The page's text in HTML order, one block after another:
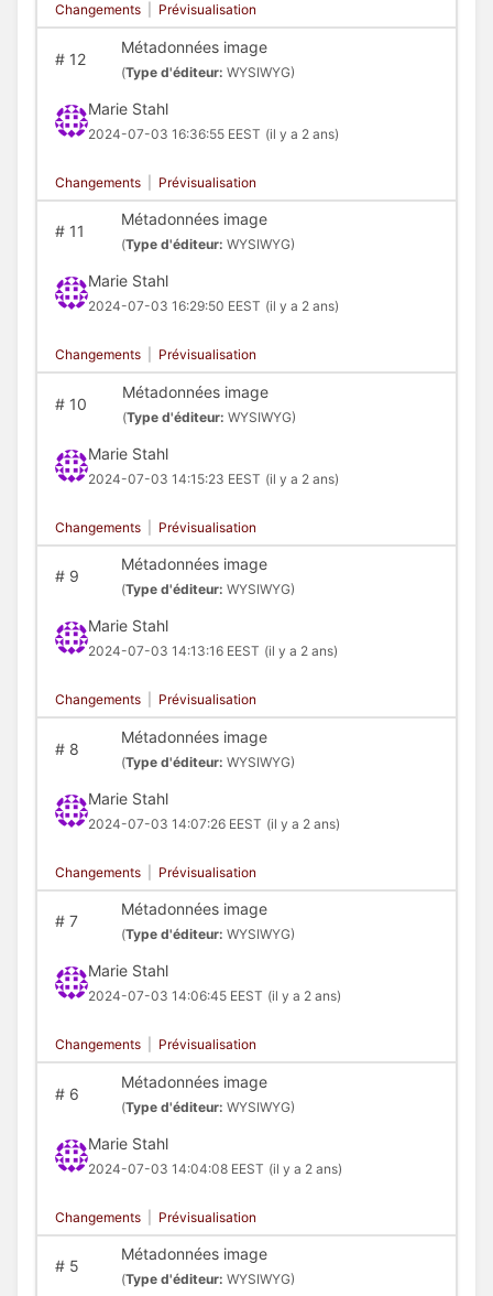
Changements Prévisualisation
#12
Métadonnées image
(Type d'éditeur: WYSIWYG)
Marie Stahl
2024-07-03 16:36:55 EEST (il y a 2 ans)
Changements Prévisualisation
#11
Métadonnées image
(Type d'éditeur: WYSIWYG)
Marie Stahl
2024-07-03 16:29:50 EEST (il y a 2 ans)
Changements Prévisualisation
#10
Métadonnées image
(Type d'éditeur: WYSIWYG)
Marie Stahl
2024-07-03 14:15:23 EEST (il y a 2 ans)
Changements Prévisualisation
#9
Métadonnées image
(Type d'éditeur: WYSIWYG)
Marie Stahl
2024-07-03 14:13:16 EEST (il y a 2 ans)
Changements Prévisualisation
#8
Métadonnées image
(Type d'éditeur: WYSIWYG)
Marie Stahl
2024-07-03 14:07:26 EEST (il y a 2 ans)
Changements Prévisualisation
#7
Métadonnées image
(Type d'éditeur: WYSIWYG)
Marie Stahl
2024-07-03 14:06:45 EEST (il y a 2 ans)
Changements Prévisualisation
#6
Métadonnées image
(Type d'éditeur: WYSIWYG)
Marie Stahl
2024-07-03 14:04:08 EEST (il y a 2 ans)
Changements Prévisualisation
#5
Métadonnées image
(Type d'éditeur: WYSIWYG)